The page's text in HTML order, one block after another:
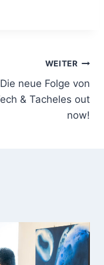
WEITER
Die neue Folge von
& Tacheles out
now!